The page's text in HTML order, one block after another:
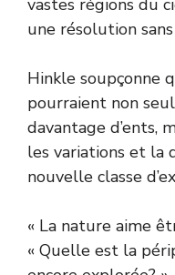
vastes régions du
une résolution
Hinkle soupçonne
pourraient non
davantage d’ents,
les variations et la
nouvelle classe
« La nature aime
« Quelle est la